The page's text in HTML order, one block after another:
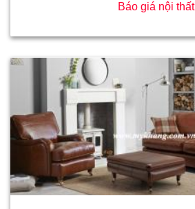
Báo giá nội thất